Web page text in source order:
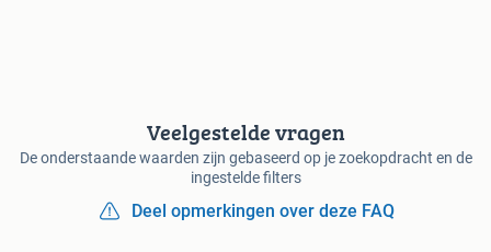
Veelgestelde vragen
De onderstaande waarden zijn gebaseerd op je zoekopdracht en de
ingestelde filters
Deel opmerkingen over deze FAQ